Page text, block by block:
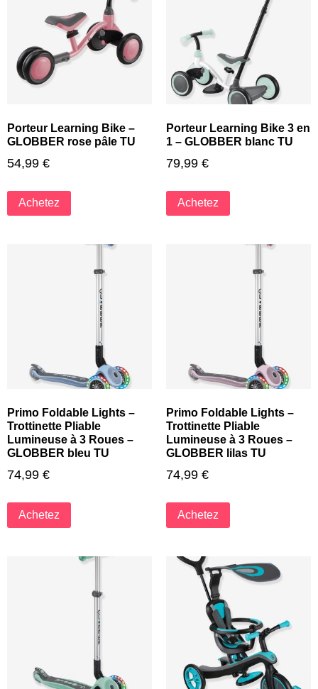
Porteur Learning Bike –
GLOBBER rose pâle TU
54,99 €
Achetez
Porteur Learning Bike 3 en
1 – GLOBBER blanc TU
79,99 €
Achetez
Primo Foldable Lights –
Trottinette Pliable
Lumineuse à 3 Roues –
GLOBBER bleu TU
74,99 €
Achetez
Primo Foldable Lights –
Trottinette Pliable
Lumineuse à 3 Roues –
GLOBBER lilas TU
74,99 €
Achetez